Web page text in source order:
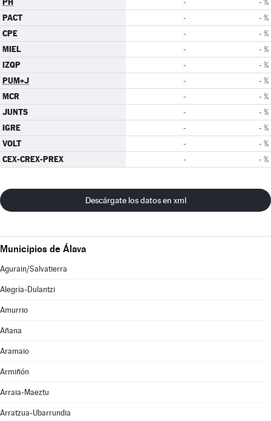
- - %
PACT - - %
CPE - - %
MIEL - - %
IZQP - - %
PUM+J - - %
MCR - - %
JUNTS - - %
IGRE - - %
VOLT - - %
CEX-CREX-PREX - - %
Descárgate los datos en xml
Municipios de Álava
Agurain/Salvatierra
Alegría-Dulantzi
Amurrio
Añana
Aramaio
Armiñón
Arraia-Maeztu
Arratzua-Ubarrundia